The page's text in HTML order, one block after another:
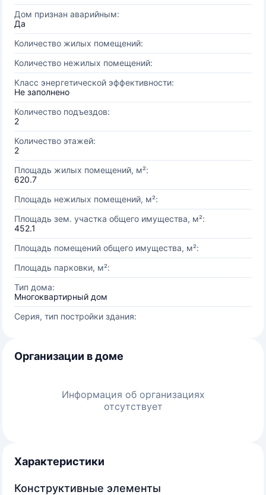
Дом признан аварийным:
Да
Количество жилых помещений:
Количество нежилых помещений:
Класс энергетической эффективности:
Не заполнено
Количество подъездов:
2
Количество этажей:
2
Площадь жилых помещений, м²:
620.7
Площадь нежилых помещений, м²:
Площадь зем. участка общего имущества, м²:
452.1
Площадь помещений общего имущества, м²:
Площадь парковки, м²:
Тип дома:
Многоквартирный дом
Серия, тип постройки здания:
Организации в доме
Информация об организациях
отсутствует
Характеристики
Конструктивные элементы